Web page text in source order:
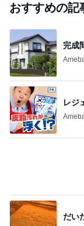
おすすめの記
完成
レジ
だい